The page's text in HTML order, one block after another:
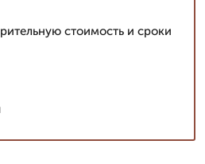
стоимость и сроки